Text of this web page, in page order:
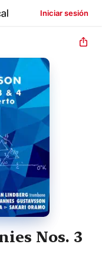
Iniciar sesión
Nos. 3